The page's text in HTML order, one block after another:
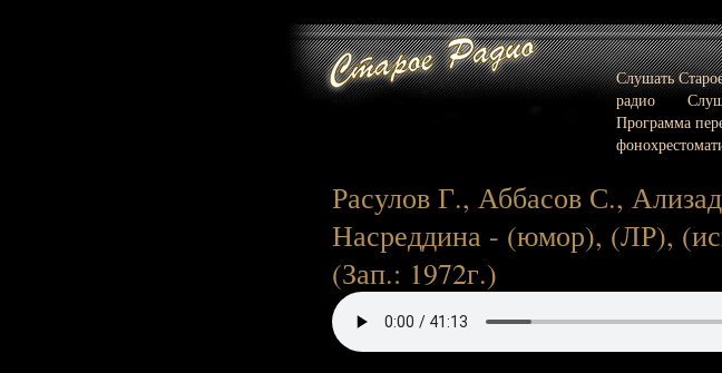
Слушать
радио
Программа
Расулов Г., Аббасов С.,
Насреддина - (юмор), (ЛР),
(Зап.: 1972г.)